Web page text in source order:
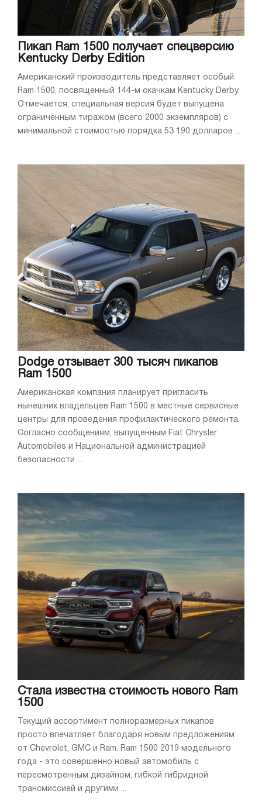
Пикап Ram 1500 получает спецверсию
Kentucky Derby Edition
Американский производитель представляет особый
Ram 1500, посвященный 144-м скачкам Kentucky Derby.
Отмечается, специальная версия будет выпущена
ограниченным тиражом (всего 2000 экземпляров) с
минимальной стоимостью порядка 53 190 долларов ...
Dodge отзывает 300 тысяч пикапов
Ram 1500
Американская компания планирует пригласить
нынешних владельцев Ram 1500 в местные сервисные
центры для проведения профилактического ремонта.
Согласно сообщениям, выпущенным Fiat Chrysler
Automobiles и Национальной администрацией
безопасности ...
Стала известна стоимость нового Ram
1500
Текущий ассортимент полноразмерных пикапов
просто впечатляет благодаря новым предложениям
от Chevrolet, GMC и Ram. Ram 1500 2019 модельного
года - это совершенно новый автомобиль с
пересмотренным дизайном, гибкой гибридной
трансмиссией и другими ...